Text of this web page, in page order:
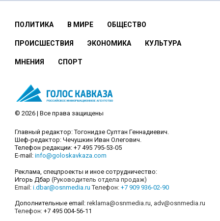
ПОЛИТИКА В МИРЕ ОБЩЕСТВО
ПРОИСШЕСТВИЯ ЭКОНОМИКА КУЛЬТУРА
МНЕНИЯ СПОРТ
© 2026 | Все права защищены
Главный редактор: Тогонидзе Султан Геннадиевич.
Шеф-редактор: Чечушкин Иван Олегович.
Телефон редакции: +7 495 795-53-05
E-mail: info@goloskavkaza.com
Реклама, спецпроекты и иное сотрудничество:
Игорь Дбар (Руководитель отдела продаж)
Email: i.dbar@osnmedia.ru Телефон: +7 909 936-02-90
Дополнительные email: reklama@osnmedia.ru, adv@osnmedia.ru
Телефон: +7 495 004-56-11